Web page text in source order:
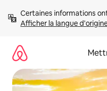
directement
Afficher la langue